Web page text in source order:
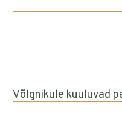
Võlgnikule kuuluvad